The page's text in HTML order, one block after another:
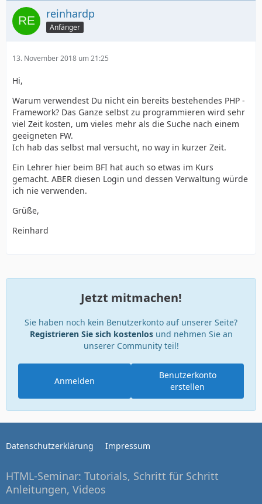
reinhardp
Anfänger
13. November 2018 um 21:25
Hi,
Warum verwendest Du nicht ein bereits bestehendes PHP -
Framework? Das Ganze selbst zu programmieren wird sehr
viel Zeit kosten, um vieles mehr als die Suche nach einem
geeigneten FW.
Ich hab das selbst mal versucht, no way in kurzer Zeit.
Ein Lehrer hier beim BFI hat auch so etwas im Kurs
gemacht. ABER diesen Login und dessen Verwaltung würde
ich nie verwenden.
Grüße,
Reinhard
Jetzt mitmachen!
Sie haben noch kein Benutzerkonto auf unserer Seite?
Registrieren Sie sich kostenlosund nehmen Sie an
unserer Community teil!
Benutzerkonto
erstellen
Anmelden
Datenschutzerklärung Impressum
HTML-Seminar: Tutorials, Schritt für Schritt
Anleitungen, Videos